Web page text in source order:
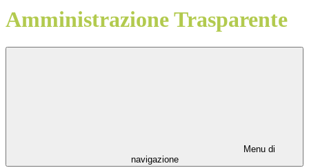
Amministrazione Trasparente
Menu di
navigazione